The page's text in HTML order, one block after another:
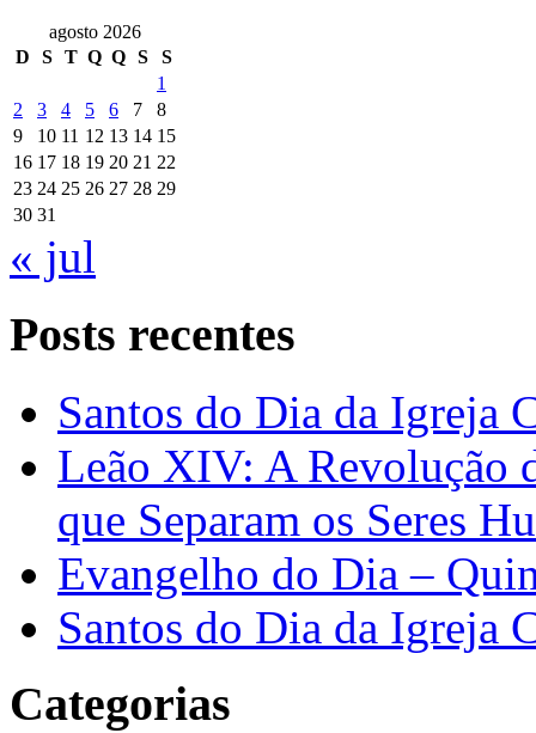
agosto 2026
D
S T Q Q S
S
1
2
3 4 5 6 7
8
9
10 11 12 13 14 15
16 17 18 19 20 21 22
23 24 25 26 27 28 29
30 31
« jul
Posts recentes
Santos do Dia da Igreja
Leão XIV: A Revolução
que Separam os Seres
Evangelho do Dia –
Santos do Dia da Igreja
Categorias